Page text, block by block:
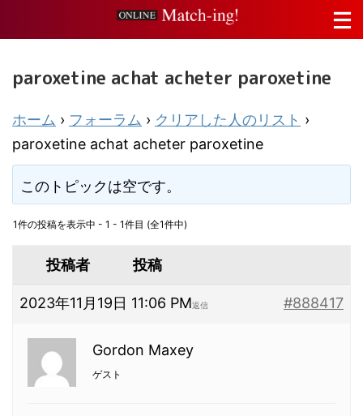
paroxetine achat acheter paroxetine
ホーム › フォーラム › クリアした人のリスト ›
paroxetine achat acheter paroxetine
このトピックは空です。
1件の投稿を表示中 - 1 - 1件目 (全1件中)
投稿者 投稿
2023年11月19日 11:06 PM #888417
返信
Gordon Maxey
ゲスト